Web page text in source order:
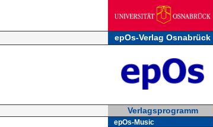
epOs-Verlag Osnabrück
Verlagsprogramm
epOs-Music